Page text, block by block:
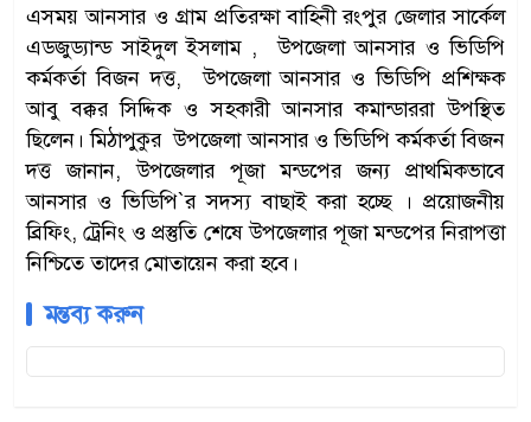
এসময় আনসার ও গ্রাম প্রতিরক্ষা বাহিনী রংপুর জেলার সার্কেল
এডজুড্যান্ড সাইদুল ইসলাম , উপজেলা আনসার ও ভিডিপি
কর্মকর্তা বিজন দত্ত, উপজেলা আনসার ও ভিডিপি প্রশিক্ষক
আবু বক্কর সিদ্দিক ও সহকারী আনসার কমান্ডাররা উপস্থিত
ছিলেন। মিঠাপুকুর উপজেলা আনসার ও ভিডিপি কর্মকর্তা বিজন
দত্ত জানান, উপজেলার পূজা মন্ডপের জন্য প্রাথমিকভাবে
আনসার ও ভিডিপি‍‍`র সদস্য বাছাই করা হচ্ছে । প্রয়োজনীয়
ব্রিফিং, ট্রেনিং ও প্রস্তুতি শেষে উপজেলার পূজা মন্ডপের নিরাপত্তা
নিশ্চিতে তাদের মোতায়েন করা হবে।
মন্তব্য করুন